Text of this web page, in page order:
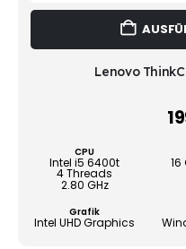
Lenovo
CPU
Intel i5 6400t
4 Threads
2.80 GHz
16
Grafik
Intel UHD Graphics